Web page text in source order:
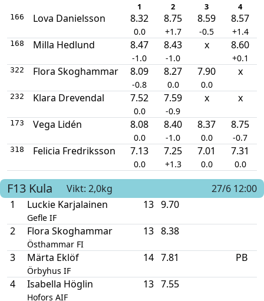
1 2 3 4
166 Lova Danielsson 8.32
0.0
8.75
+1.7
8.59
-0.5
8.57
+1.4
168 Milla Hedlund 8.47
-1.0
8.43
-1.0
x 8.60
+0.1
322 Flora Skoghammar 8.09
-0.8
8.27
0.0
7.90
0.0
x
232 Klara Drevendal 7.52
0.0
7.59
-0.9
x x
173 Vega Lidén 8.08
0.0
8.40
-1.0
8.37
0.0
8.75
-0.7
318 Felicia Fredriksson 7.13
0.0
7.25
+1.3
7.01
0.0
7.31
0.0
F13 Kula Vikt: 2,0kg
27/6 12:00
1
Luckie Karjalainen
Gefle IF
13 9.70
2 Flora Skoghammar
Östhammar FI
13 8.38
3 Märta Eklöf
Örbyhus IF
14 7.81 PB
4 Isabella Höglin
Hofors AIF
13 7.55